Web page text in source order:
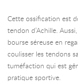
Cette ossification est
tendon d’Achille.
bourse séreuse en
coulisser les tendons
tuméfaction qui est
pratique sportive.